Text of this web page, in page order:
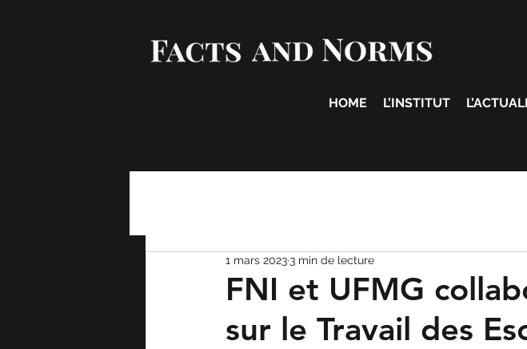
HOME L’INSTITUT
FNI et UFMG
sur le Travail des
1 mars 20233 min de lecture